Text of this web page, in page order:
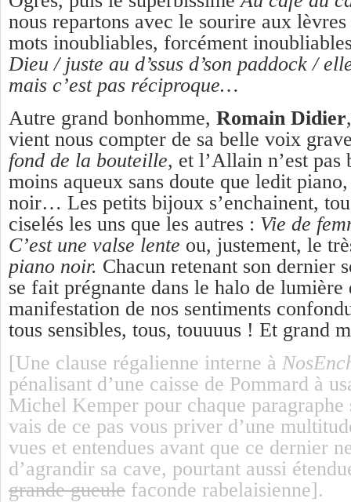
nous repartons avec le sourire aux lèvres
mots inoubliables, forcément
Dieu / juste au d’ssus d’son paddock /
mais c’est pas réciproque…
Autre grand bonhomme, Romain Didier
vient nous compter de sa belle voix
fond de la bouteille, et l’Allain n’est
moins aqueux sans doute que ledit
noir… Les petits bijoux s’enchainent,
ciselés les uns que les autres : Vie de
C’est une valse lente ou, justement, le
piano noir. Chacun retenant son dernier
se fait prégnante dans le halo de lumière
manifestation de nos sentiments
tous sensibles, tous, touuuus ! Et grand
[Une clause régalienne interne à
pénalisant d’une caisse de Pommard à
Michel Kemper pour chaque
vais de ce pas vous priver d’une
vues et entendues avant que ce dernier
d’agrandir sa cave, pourtant aussi
grande gueule faconde rabelaisienne].